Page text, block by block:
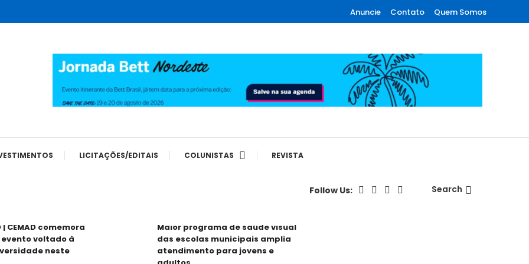
Anuncie Contato Quem Somos
LICITAÇÕES/EDITAIS COLUNISTAS REVISTA
Follow Us: Search
| CEMAD comemora
evento voltado à
neste
Maior programa de saúde visual
das escolas municipais amplia
atendimento para jovens e